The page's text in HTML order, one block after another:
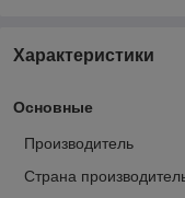
Характеристики
Основные
Производитель
Страна